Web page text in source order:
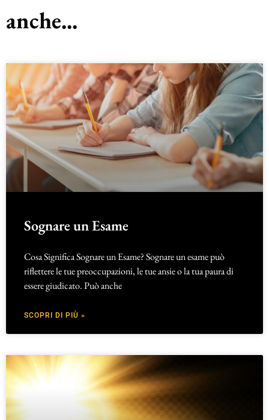
anche...
Sognare un Esame
Cosa Significa Sognare un Esame? Sognare un esame può
riflettere le tue preoccupazioni, le tue ansie o la tua paura di
essere giudicato. Può anche
SCOPRI DI PIÙ »